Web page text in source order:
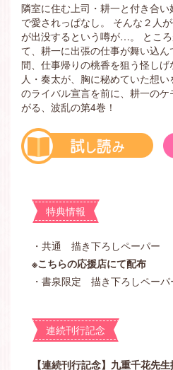
隣室に住む上司・耕一と付き合
で愛されっぱなし。 そんな２人
が出没するという噂が…。 とこ
て、耕一に出張の仕事が舞い込
間、仕事帰りの桃香を狙う怪し
人・奏太が、胸に秘めていた想
のライバル宣言を前に、耕一の
がる、波乱の第4巻！
特典情報
・共通 描き下ろしペーパー
※こちらの応援店にて配布
・書泉限定 描き下ろしペー
連続刊行記念
【連続刊行記念】九重千花先